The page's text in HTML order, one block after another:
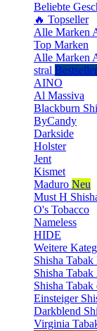
Beliebte
🔥 Topseller
Alle Marken
Top Marken
Alle Marken
stral Bestseller
AINO
Al Massiva
Blackburn
ByCandy
Darkside
Holster
Jent
Kismet
Maduro Neu
Must H
O's Tobacco
Nameless
HIDE
Weitere
Shisha
Shisha Tabak
Shisha
Einsteiger
Darkblend
Virginia